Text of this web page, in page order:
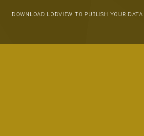
DOWNLOAD LODVIEW TO PUBLISH YOUR DATA